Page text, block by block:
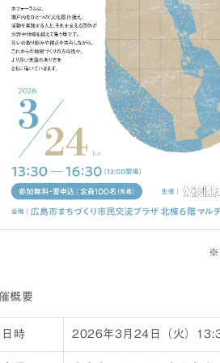
※
概要
日時 2026年3月24日（火）